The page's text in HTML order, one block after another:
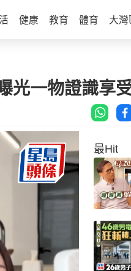
健康 教育 體育 大灣
光一物證識享
最Hit